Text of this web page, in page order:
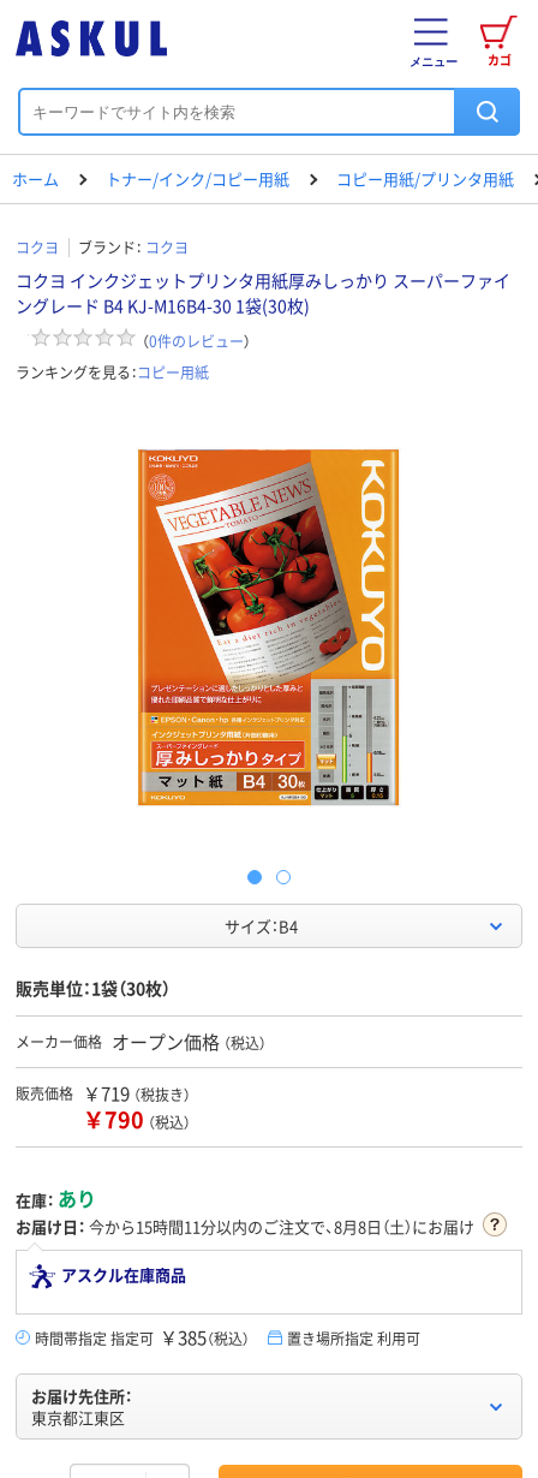
カゴ
メニュー
ホーム トナー/インク/コピー用紙 コピー用紙/プリンタ用紙
コクヨ ブランド： コクヨ
コクヨ インクジェットプリンタ用紙厚みしっかり スーパーファイ
ングレード B4 KJ-M16B4-30 1袋(30枚)
（0件のレビュー）
ランキングを見る：コピー用紙
サイズ：B4
販売単位：1袋（30枚）
メーカー価格 オープン価格 （税込）
販売価格 ￥719 （税抜き）
￥790 （税込）
在庫： あり
お届け日： 今から15時間11分以内のご注文で、8月8日（土）にお届け
アスクル在庫商品
時間帯指定 指定可 ￥385（税込） 置き場所指定 利用可
お届け先住所：
東京都江東区